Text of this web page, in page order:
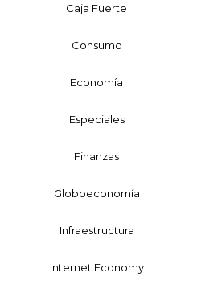
Caja Fuerte
Consumo
Economía
Especiales
Finanzas
Globoeconomía
Infraestructura
Internet Economy